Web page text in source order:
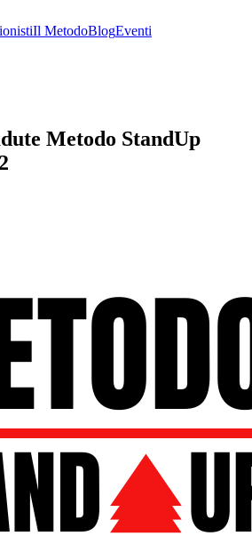
Il MetodoBlogEventi
Metodo StandUp